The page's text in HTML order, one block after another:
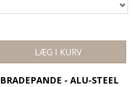
LÆG I KURV
- ALU-STEEL